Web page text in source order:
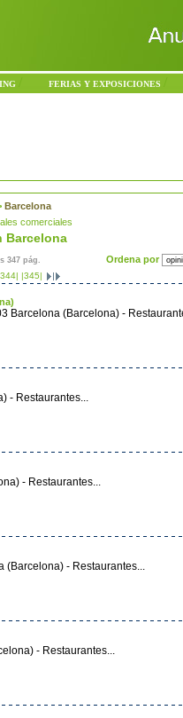
FERIAS Y EXPOSICIONES
Barcelona
Barcelona
347 pág.
Ordena por
|345|
Barcelona (Barcelona) -
- Restaurantes...
- Restaurantes...
(Barcelona) - Restaurantes...
- Restaurantes...